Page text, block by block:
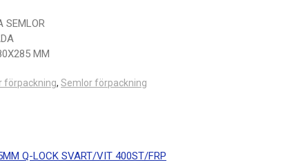
SEMLOR
MM
förpackning, Semlor förpackning
Q-LOCK SVART/VIT 400ST/FRP